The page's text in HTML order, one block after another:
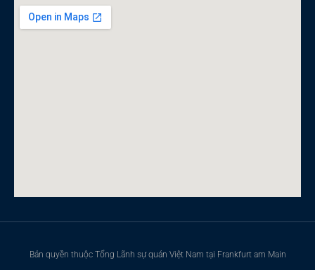
Bản quyền thuộc Tổng Lãnh sự quán Việt Nam tại Frankfurt am Main